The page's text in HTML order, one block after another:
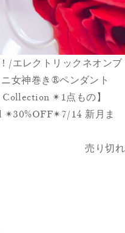
/エレクトリックネオンブ
女神巻き®︎ペンダント︎
✴︎1点もの】
✴︎30%OFF✴︎7/14 新月ま
売り切れ